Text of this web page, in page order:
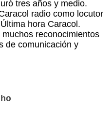
tres años y medio.
radio como locutor
hora Caracol.
reconocimientos
de comunicación y